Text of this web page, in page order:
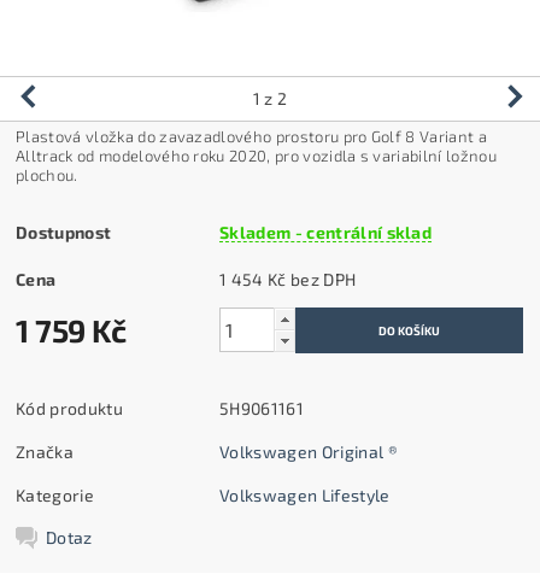
1 z 2
Plastová vložka do zavazadlového prostoru pro Golf 8 Variant a
Alltrack od modelového roku 2020, pro vozidla s variabilní ložnou
plochou.
Dostupnost Skladem - centrální sklad
Cena 1 454 Kč bez DPH
1 759 Kč
Kód produktu 5H9061161
Značka Volkswagen Original ®
Kategorie Volkswagen Lifestyle
Dotaz